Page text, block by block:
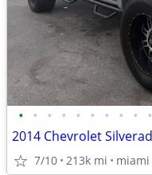
• • • • • • • • • •
7/10 213k mi miami